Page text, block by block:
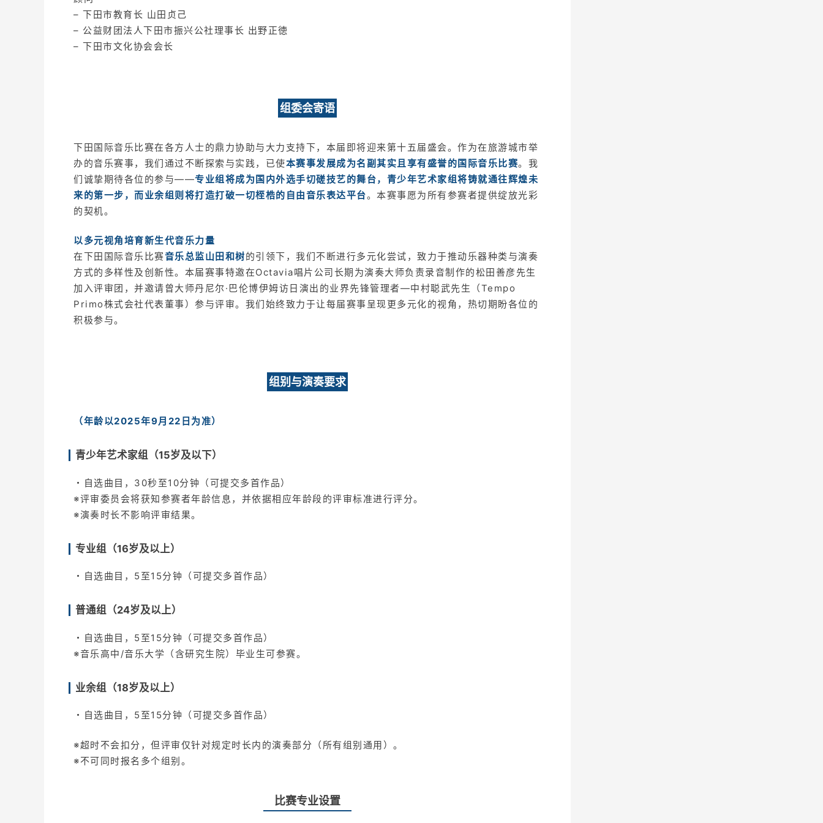
– 下田市教育长 山田贞己
– 公益财团法人下田市振兴公社理事长 出野正徳
– 下田市文化协会会长
组委会寄语
下田国际音乐比赛在各方人士的鼎力协助与大力支持下，本届即将迎来第十五届盛会。作为在旅游城市举
办的音乐赛事，我们通过不断探索与实践，已使本赛事发展成为名副其实且享有盛誉的国际音乐比赛。我
们诚挚期待各位的参与——专业组将成为国内外选手切磋技艺的舞台，青少年艺术家组将铸就通往辉煌未
来的第一步，而业余组则将打造打破一切桎梏的自由音乐表达平台。本赛事愿为所有参赛者提供绽放光彩
的契机。
以多元视角培育新生代音乐力量
在下田国际音乐比赛音乐总监山田和树的引领下，我们不断进行多元化尝试，致力于推动乐器种类与演奏
方式的多样性及创新性。本届赛事特邀在Octavia唱片公司长期为演奏大师负责录音制作的松田善彦先生
加入评审团，并邀请曾大师丹尼尔·巴伦博伊姆访日演出的业界先锋管理者—中村聪武先生（Tempo
Primo株式会社代表董事）参与评审。我们始终致力于让每届赛事呈现更多元化的视角，热切期盼各位的
积极参与。
组别与演奏要求
（年龄以2025年9月22日为准）
青少年艺术家组（15岁及以下）
・自选曲目，30秒至10分钟（可提交多首作品）
※评审委员会将获知参赛者年龄信息，并依据相应年龄段的评审标准进行评分。
※演奏时长不影响评审结果。
专业组（16岁及以上）
・自选曲目，5至15分钟（可提交多首作品）
普通组（24岁及以上）
・自选曲目，5至15分钟（可提交多首作品）
※音乐高中/音乐大学（含研究生院）毕业生可参赛。
业余组（18岁及以上）
・自选曲目，5至15分钟（可提交多首作品）
※超时不会扣分，但评审仅针对规定时长内的演奏部分（所有组别通用）。
※不可同时报名多个组别。
比赛专业设置